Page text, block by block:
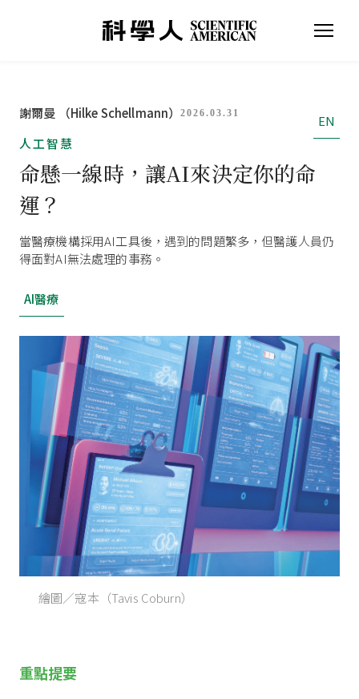
謝爾曼 （Hilke Schellmann）2026.03.31
EN
人工智慧
命懸一線時，讓AI來決定你的命
運？
當醫療機構採用AI工具後，遇到的問題繁多，但醫護人員仍
得面對AI無法處理的事務。
AI醫療
繪圖／寇本（Tavis Coburn）
重點提要